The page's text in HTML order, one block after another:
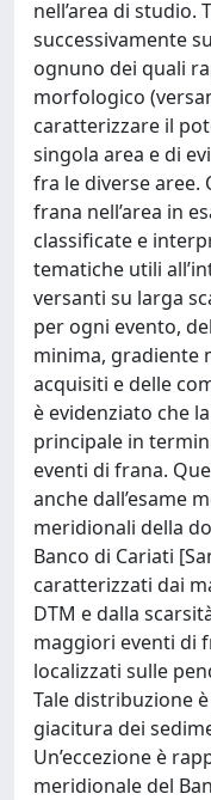
nell’area di studio.
successivamente
ognuno dei quali
morfologico
caratterizzare il
singola area e di
fra le diverse aree.
frana nell’area in
classificate e
tematiche utili
versanti su larga
per ogni evento,
minima, gradiente
acquisiti e delle
è evidenziato che
principale in
eventi di frana.
anche dall’esame
meridionali della
Banco di Cariati
caratterizzati dai
DTM e dalla
maggiori eventi di
localizzati sulle
Tale distribuzione
giacitura dei
Un’eccezione è
meridionale del